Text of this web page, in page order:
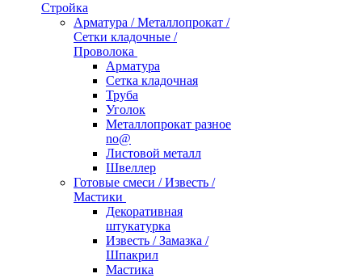
Стройка
Арматура / Металлопрокат /
Сетки кладочные /
Проволока
Арматура
Сетка кладочная
Труба
Уголок
Металлопрокат разное
no@
Листовой металл
Швеллер
Готовые смеси / Известь /
Мастики
Декоративная
штукатурка
Известь / Замазка /
Шпакрил
Мастика